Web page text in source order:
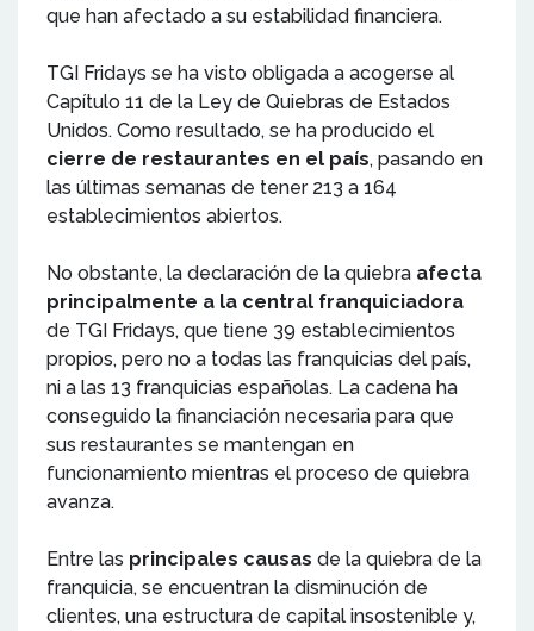
que han afectado a su estabilidad financiera.
TGI Fridays se ha visto obligada a acogerse al
Capítulo 11 de la Ley de Quiebras de Estados
Unidos. Como resultado, se ha producido el
cierre de restaurantes en el país, pasando en
las últimas semanas de tener 213 a 164
establecimientos abiertos.
No obstante, la declaración de la quiebra afecta
principalmente a la central franquiciadora
de TGI Fridays, que tiene 39 establecimientos
propios, pero no a todas las franquicias del país,
ni a las 13 franquicias españolas. La cadena ha
conseguido la financiación necesaria para que
sus restaurantes se mantengan en
funcionamiento mientras el proceso de quiebra
avanza.
Entre las principales causas de la quiebra de la
franquicia, se encuentran la disminución de
clientes, una estructura de capital insostenible y,